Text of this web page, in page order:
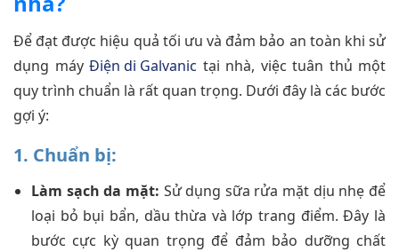
Để đạt được hiệu quả tối ưu và đảm bảo an toàn khi sử
dụng máy Điện di Galvanic tại nhà, việc tuân thủ một
quy trình chuẩn là rất quan trọng. Dưới đây là các bước
gợi ý:
1. Chuẩn bị:
Làm sạch da mặt: Sử dụng sữa rửa mặt dịu nhẹ để
loại bỏ bụi bẩn, dầu thừa và lớp trang điểm. Đây là
bước cực kỳ quan trọng để đảm bảo dưỡng chất